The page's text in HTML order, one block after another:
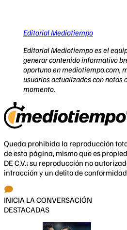
Editorial Mediotiempo
Editorial Mediotiempo es el
generar contenido informativo
oportuno en mediotiempo.com,
usuarios actualizados con notas
momento.
Queda prohibida la reproducción
de esta página, mismo que es
DE C.V.; su reproducción no
infracción y un delito de
INICIA LA CONVERSACIÓN
DESTACADAS